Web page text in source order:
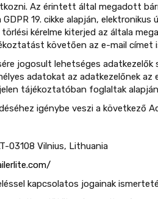
Az érintett által megadott
19. cikke alapján,
kérelme kiterjed az általa
követően az e-mail címet
jogosult lehetséges adatkezelők
adatokat az adatkezelőnek
tájékoztatóban foglaltak
igénybe veszi a következő
03108 Vilnius, Lithuania
kapcsolatos jogainak